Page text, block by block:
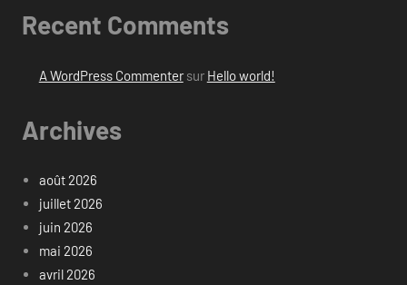
Recent Comments
A WordPress Commentersur Hello world!
Archives
août 2026
juillet 2026
juin 2026
mai 2026
avril 2026